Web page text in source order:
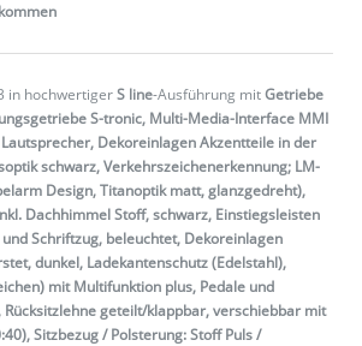
in hochwertigerS line-Ausführung mitGetriebe
S-tronic, Multi-Media-Interface MMI
Dekoreinlagen Akzentteile in der
schwarz, Verkehrszeichenerkennung; LM-
Design, Titanoptik matt, glanzgedreht),
Dachhimmel Stoff, schwarz, Einstiegsleisten
Schriftzug, beleuchtet, Dekoreinlagen
dunkel, Ladekantenschutz (Edelstahl),
mit Multifunktion plus, Pedale und
Rücksitzlehne geteilt/klappbar, verschiebbar mit
Sitzbezug / Polsterung: Stoff Puls /